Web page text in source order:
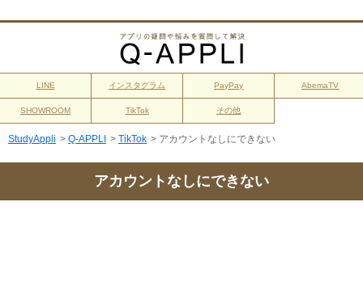
LINE インスタグラム PayPay AbemaTV
SHOWROOM TikTok その他
StudyAppli > Q-APPLI > TikTok > アカウントなしにできない
アカウントなしにできない